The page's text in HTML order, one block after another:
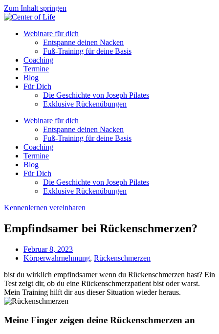
Zum Inhalt springen
Webinare für dich
Entspanne deinen Nacken
Fuß-Training für deine Basis
Coaching
Termine
Blog
Für Dich
Die Geschichte von Joseph Pilates
Exklusive Rückenübungen
Webinare für dich
Entspanne deinen Nacken
Fuß-Training für deine Basis
Coaching
Termine
Blog
Für Dich
Die Geschichte von Joseph Pilates
Exklusive Rückenübungen
Kennenlernen vereinbaren
Empfindsamer bei Rückenschmerzen?
Februar 8, 2023
Körperwahrnehmung, Rückenschmerzen
bist du wirklich empfindsamer wenn du Rückenschmerzen hast? Ein
Test zeigt dir, ob du eine Rückenschmerzpatient bist oder warst.
Mein Training hilft dir aus dieser Situation wieder heraus.
Meine Finger zeigen deine Rückenschmerzen an